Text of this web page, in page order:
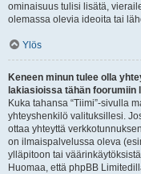
ominaisuus tulisi lisätä,
olemassa olevia ideoita tai
Ylös
Keneen minun tulee olla
lakiasioissa tähän foorumiin
Kuka tahansa “Tiimi”-sivulla
yhteyshenkilö valituksillesi.
ottaa yhteyttä
on ilmaispalvelussa oleva
ylläpitoon tai
Huomaa, että phpBB